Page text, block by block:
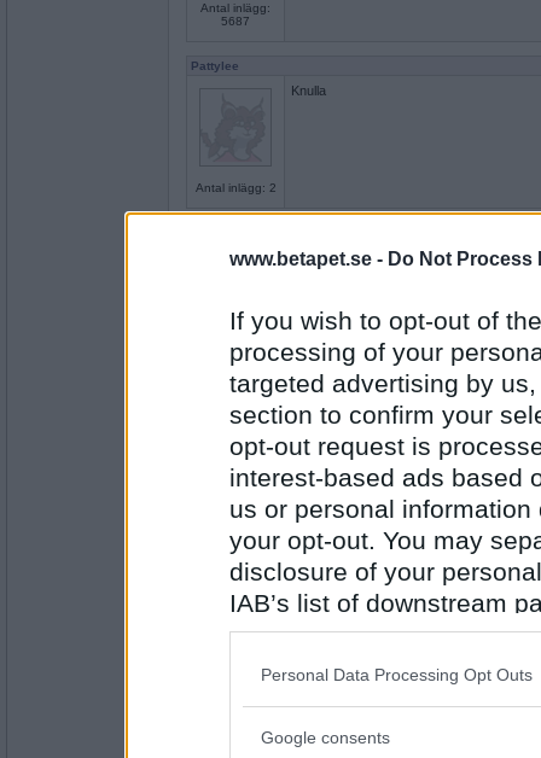
www.betapet.se - Do Not Process
If you wish to opt-out of
processing of your
targeted advertising by
section to confirm your
opt-out request is
interest-based ads based
us or personal
your opt-out. You may
disclosure of your
IAB’s list of downstream
also be disclosed by us
Downstream Participants
Please note that this
Personal Data Processing Opt Outs
Google consents
Antal inlägg:
5687
Pattylee
Antal inlägg: 2
Knulla
Antal inlägg:
4549
Tror vi tappat tråden här... på't igen!!
eric1971
Antal inlägg:
7834
solsemester
heheckon
Antal inlägg:
Semesterhus